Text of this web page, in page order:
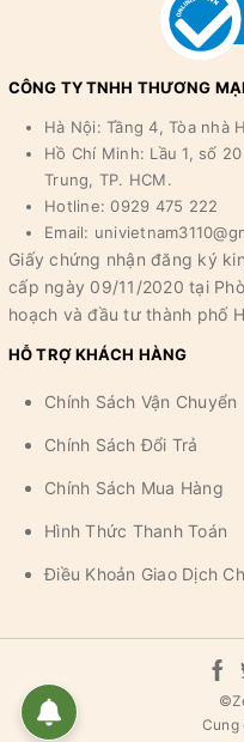
CÔNG TY TNHH THƯƠNG
Hà Nội: Tầng 4, Tòa nhà
Hồ Chí Minh: Lầu 1, số
Trung, TP. HCM.
Hotline: 0929 475 222
Email:
Giấy chứng nhận đăng ký
cấp ngày 09/11/2020 tại
hoạch và đầu tư thành phố
HỖ TRỢ KHÁCH HÀNG
Chính Sách Vận Chuyển
Chính Sách Đổi Trả
Chính Sách Mua Hàng
Hình Thức Thanh Toán
Điều Khoản Giao Dịch
©
Cung